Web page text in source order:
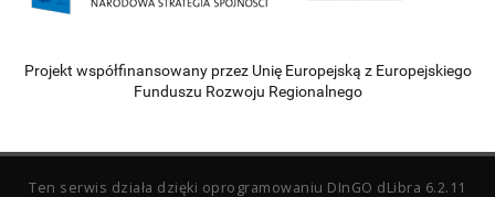
Projekt współfinansowany przez Unię Europejską z Europejskiego
Funduszu Rozwoju Regionalnego
Ten serwis działa dzięki oprogramowaniu DInGO dLibra 6.2.11